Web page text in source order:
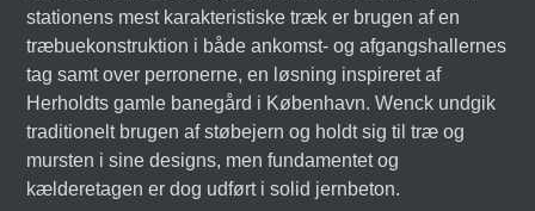
stationens mest karakteristiske træk er brugen af en
træbuekonstruktion i både ankomst- og afgangshallernes
tag samt over perronerne, en løsning inspireret af
Herholdts gamle banegård i København. Wenck undgik
traditionelt brugen af støbejern og holdt sig til træ og
mursten i sine designs, men fundamentet og
kælderetagen er dog udført i solid jernbeton.